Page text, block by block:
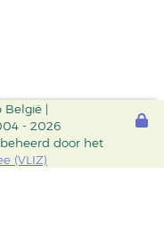
België |
- 2026
door het
(VLIZ)